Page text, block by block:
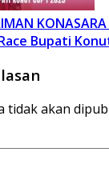
Bupati
tidak akan